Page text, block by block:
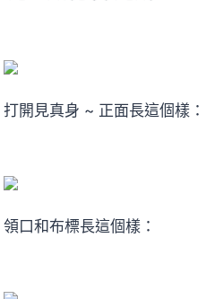
打開見真身 ~ 正面長這個樣：
領口和布標長這個樣：